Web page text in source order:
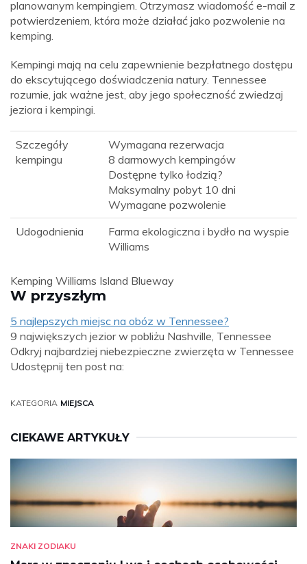
planowanym kempingiem. Otrzymasz wiadomość e-mail z
potwierdzeniem, która może działać jako pozwolenie na
kemping.
Kempingi mają na celu zapewnienie bezpłatnego dostępu
do ekscytującego doświadczenia natury. Tennessee
rozumie, jak ważne jest, aby jego społeczność zwiedzaj
jeziora i kempingi.
Szczegóły
kempingu
Wymagana rezerwacja
8 darmowych kempingów
Dostępne tylko łodzią?
Maksymalny pobyt 10 dni
Wymagane pozwolenie
Udogodnienia
Farma ekologiczna i bydło na wyspie
Williams
Kemping Williams Island Blueway
W przyszłym
5 najlepszych miejsc na obóz w Tennessee?
9 największych jezior w pobliżu Nashville, Tennessee
Odkryj najbardziej niebezpieczne zwierzęta w Tennessee
Udostępnij ten post na:
KATEGORIA MIEJSCA
CIEKAWE ARTYKUŁY
ZNAKI ZODIAKU